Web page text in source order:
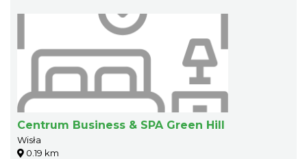
Centrum Business & SPA Green Hill
Wisła
0.19 km